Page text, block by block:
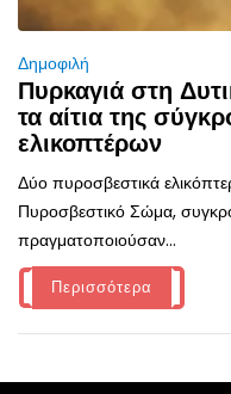
Δημοφιλή
Πυρκαγιά στη
τα αίτια της
ελικοπτέρων
Δύο πυροσβεστικά
Πυροσβεστικό Σώμα,
πραγματοποιούσαν...
Περισσότερα